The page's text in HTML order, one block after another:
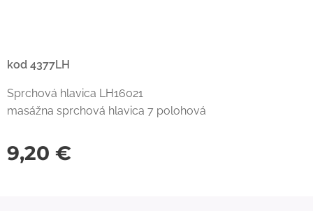
kod 4377LH
Sprchová hlavica LH16021
masážna sprchová hlavica 7 polohová
9,20 €